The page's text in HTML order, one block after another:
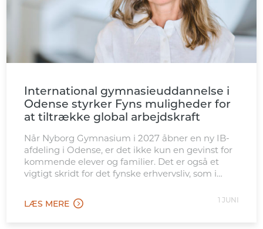
International gymnasieuddannelse i
Odense styrker Fyns muligheder for
at tiltrække global arbejdskraft
Når Nyborg Gymnasium i 2027 åbner en ny IB-
afdeling i Odense, er det ikke kun en gevinst for
kommende elever og familier. Det er også et
vigtigt skridt for det fynske erhvervsliv, som i
kvalificeret arbejdskraft. Den nye afdeling
placeres tæt ved Odense Banegård, hvilket gør
LÆS MERE 1 JUNI